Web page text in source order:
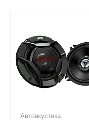
Автоакустика